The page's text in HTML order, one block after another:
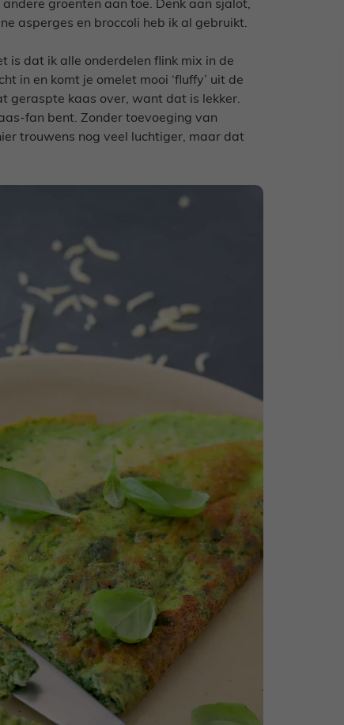
groenten aan toe. Denk aan sjalot,
asperges en broccoli heb ik al gebruikt.
is dat ik alle onderdelen flink mix in de
in en komt je omelet mooi ‘fluffy’ uit de
geraspte kaas over, want dat is lekker.
fan bent. Zonder toevoeging van
trouwens nog veel luchtiger, maar dat